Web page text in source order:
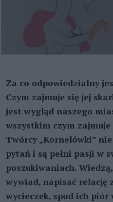
Za co odpowiedzialny
Czym zajmuje się jej
jest wygląd naszego
wszystkim czym
Twórcy „Kornelówki”
pytań i są pełni pasji w
poszukiwaniach.
wywiad, napisać relację
wycieczek, spod ich piór